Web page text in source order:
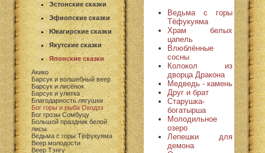
Эстонские сказки
Эфиопские сказки
Юкагирские сказки
Якутские сказки
Японские сказки
Акико
Барсук и волшебный веер
Барсук и лисёнок
Барсук и улитка
Благодарность лягушки
Бог горы и рыба Окодзэ
Бог грозы Сомбуцу
Большой праздник белой
лисы
Ведьма с горы Тёфукуяма
Веер молодости
Веер Тэнгу
Ведьма с горы
Тёфукуяма
Храм белых
цапель
Влюблённые
сосны
Колокол из
дворца Дракона
Медведь - камень
Друг и брат
Старушка-
богатырша
Молодильное
озеро
Лепешки для
демона